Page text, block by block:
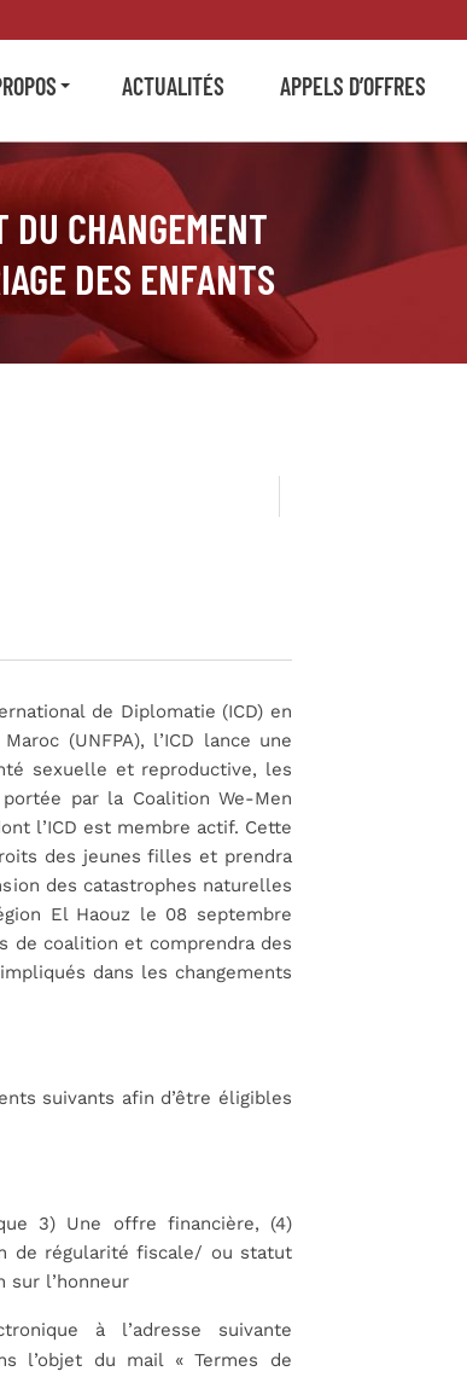
ACTUALITÉS APPELS D’OFFRES
DU CHANGEMENT
DES ENFANTS
de Diplomatie (ICD) en
(UNFPA), l’ICD lance une
sexuelle et reproductive, les
par la Coalition We-Men
l’ICD est membre actif. Cette
des jeunes filles et prendra
des catastrophes naturelles
El Haouz le 08 septembre
de coalition et comprendra des
dans les changements
suivants afin d’être éligibles
3) Une offre financière, (4)
de régularité fiscale/ ou statut
sur l’honneur
à l’adresse suivante
l’objet du mail « Termes de